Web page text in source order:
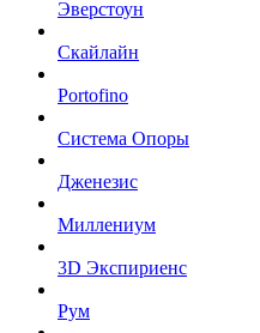
Эверстоун
Скайлайн
Portofino
Система Опоры
Дженезис
Миллениум
3D Экспириенс
Рум